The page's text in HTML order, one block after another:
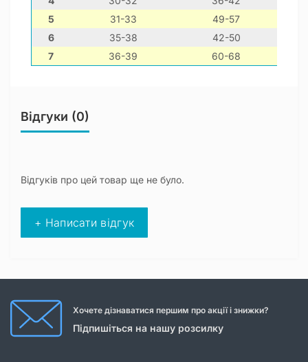
5
31-33 49-57
6
35-38 42-50
7
36-39 60-68
Відгуки (0)
Відгуків про цей товар ще не було.
+ Написати відгук
Хочете дізнаватися першим про акції і знижки?
Підпишіться на нашу розсилку